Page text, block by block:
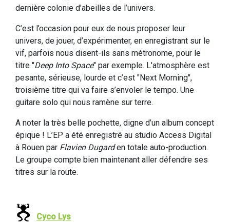
dernière colonie d’abeilles de l’univers.
C’est l’occasion pour eux de nous proposer leur
univers, de jouer, d’expérimenter, en enregistrant sur le
vif, parfois nous disent-ils sans métronome, pour le
titre "Deep Into Space" par exemple. L'atmosphère est
pesante, sérieuse, lourde et c’est "Next Morning",
troisième titre qui va faire s’envoler le tempo. Une
guitare solo qui nous ramène sur terre.
A noter la très belle pochette, digne d’un album concept
épique ! L’EP a été enregistré au studio Access Digital
à Rouen par Flavien Dugarden totale auto-production.
Le groupe compte bien maintenant aller défendre ses
titres sur la route.
Cyco Lys